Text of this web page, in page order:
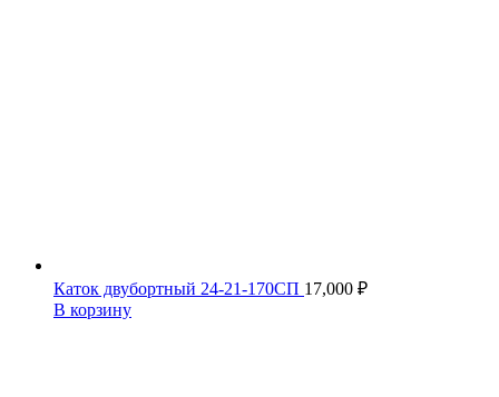
Каток двубортный 24-21-170СП 17,000 ₽
В корзину